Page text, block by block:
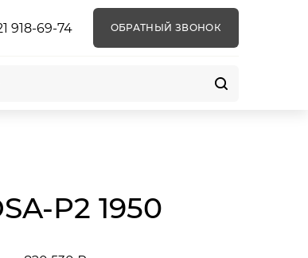
918-69-74 ОБРАТНЫЙ ЗВОНОК
P2 1950